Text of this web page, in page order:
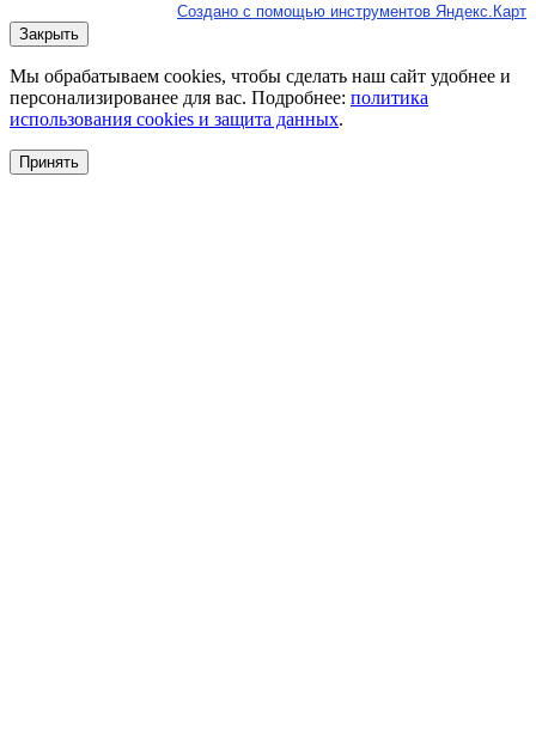
Создано с помощью инструментов Яндекс.Карт
Закрыть
Мы обрабатываем cookies, чтобы сделать наш сайт удобнее и
персонализированее для вас. Подробнее: политика
использования cookies и защита данных.
Принять